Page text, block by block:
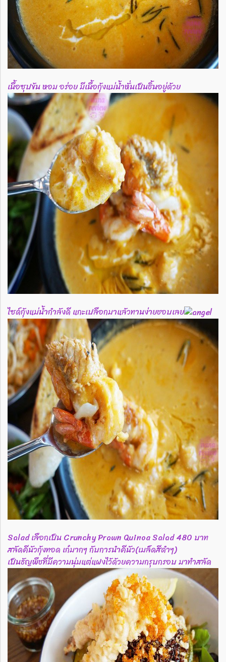
เนื้อซุปข้น หอม อร่อย มีเนื้อกุ้งแม่น้ำหั่นเป็นชิ้นอยู่ด้วย
ไซด์กุ้งแม่น้ำกำลังดี แกะเปลือกมาแล้วทานง่ายชอบเลย
Salad เลือกเป็น Crunchy Prawn Quinoa Salad 480 บาท
สลัดคีนัวกุ้งทอด เก๋มากๆ กับการนำคีนัว(เมล็ดสีดำๆ)
เป็นธัญพืชที่มีความนุ่มแต่แฝงไว้ด้วยความกรุบกรอบ มาทำสลัด